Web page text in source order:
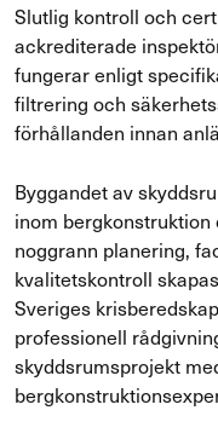
Slutlig kontroll och
ackrediterade
fungerar enligt
filtrering och
förhållanden innan
Byggandet av
inom
noggrann planering,
kvalitetskontroll
Sveriges
professionell
skyddsrumsprojekt